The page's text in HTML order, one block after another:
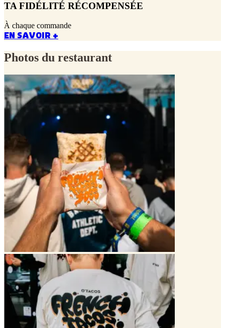
TA FIDÉLITÉ RÉCOMPENSÉE
À chaque commande
EN SAVOIR +
Photos du restaurant